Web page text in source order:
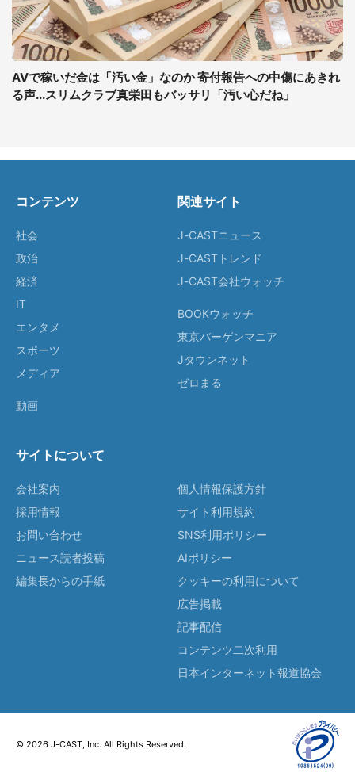
AVで稼いだ金は「汚い金」なのか 寄付報告への中傷にあきれ
る声...スリムクラブ真栄田もバッサリ「汚い心だね」
コンテンツ
社会
政治
経済
IT
エンタメ
スポーツ
メディア
動画
関連サイト
J-CASTニュース
J-CASTトレンド
J-CAST会社ウォッチ
BOOKウォッチ
東京バーゲンマニア
Jタウンネット
ゼロまる
サイトについて
会社案内
採用情報
お問い合わせ
ニュース読者投稿
編集長からの手紙
個人情報保護方針
サイト利用規約
SNS利用ポリシー
AIポリシー
クッキーの利用について
広告掲載
記事配信
コンテンツ二次利用
日本インターネット報道協会
© 2026 J-CAST, Inc. All Rights Reserved.